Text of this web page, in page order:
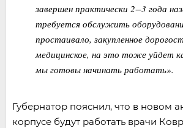
завершен практически 2−3 года
требуется обслужить
простаивало, закупленное
медицинское, на это тоже уйдет
мы готовы начинать работать».
Губернатор пояснил, что в новом
корпусе будут работать врачи